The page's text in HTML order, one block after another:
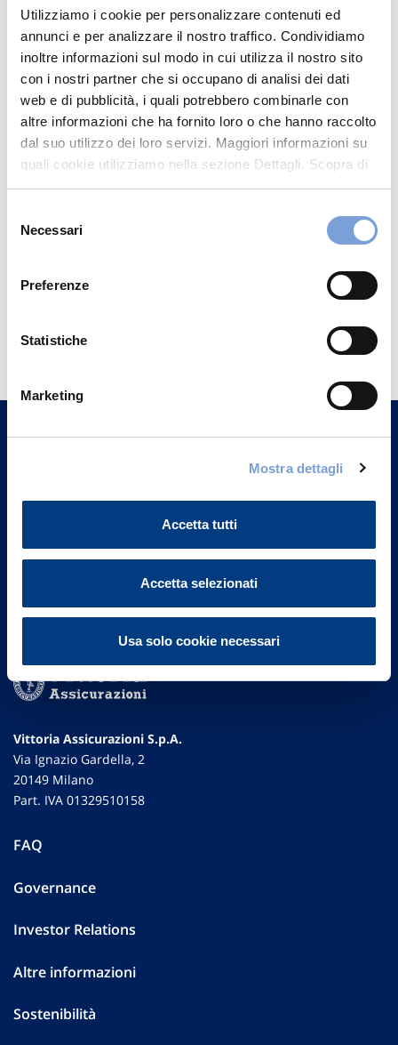
Utilizziamo i cookie per personalizzare contenuti ed
annunci e per analizzare il nostro traffico. Condividiamo
inoltre informazioni sul modo in cui utilizza il nostro sito
con i nostri partner che si occupano di analisi dei dati
web e di pubblicità, i quali potrebbero combinarle con
altre informazioni che ha fornito loro o che hanno raccolto
dal suo utilizzo dei loro servizi. Maggiori informazioni su
quali cookie utilizziamo nella sezione Dettagli. Scopra di
più su chi siamo, come può contattarci e come trattiamo i
può trovare nel footer del sito nella sezione "Informativa
delNecessari
Preferenze
Statistiche
Marketing
Mostra dettagli
Accetta tutti
Accetta selezionati
Usa solo cookie necessari
059772578
M4GROUP0011@GMAIL.COM
Chiama ora
Hai bisogno di
Trova l'Agenzia più vicina a te e parla con
Vittoria Assicurazioni S.p.A.
Via Ignazio Gardella, 2
20149 Milano
Part. IVA 01329510158
FAQ
Governance
Investor Relations
Altre informazioni
Sostenibilità